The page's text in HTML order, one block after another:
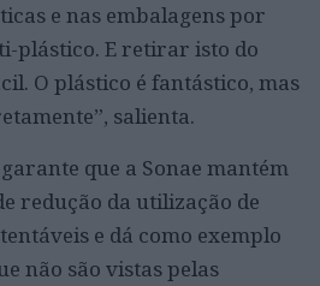
e nas embalagens por
plástico. E retirar isto do
O plástico é fantástico, mas
salienta.
que a Sonae mantém
redução da utilização de
e dá como exemplo
não são vistas pelas